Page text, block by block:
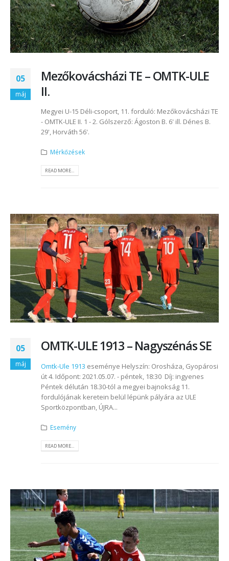
05
máj
Mezőkovácsházi TE – OMTK-ULE
II.
Megyei U-15 Déli-csoport, 11. forduló: Mezőkovácsházi TE
- OMTK-ULE II. 1 - 2. Gólszerző: Ágoston B. 6' ill. Dénes B.
29', Horváth 56'.
Mérkőzések
READ MORE...
05
máj
OMTK-ULE 1913 – Nagyszénás SE
Omtk-Ule 1913 eseménye Helyszín: Orosháza, Gyopárosi
út 4. Időpont: 2021.05.07. - péntek, 18:30 Díj: ingyenes
Péntek délután 18.30-tól a megyei bajnokság 11.
fordulójának keretein belül lépünk pályára az ULE
Sportközpontban, ÚJRA...
Esemény
READ MORE...